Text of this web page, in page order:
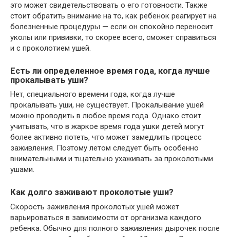
это может свидетельствовать о его готовности. Также
стоит обратить внимание на то, как ребенок реагирует на
болезненные процедуры — если он спокойно переносит
уколы или прививки, то скорее всего, сможет справиться
и с проколотием ушей.
Есть ли определенное время года, когда лучше
прокалывать уши?
Нет, специального времени года, когда лучше
прокалывать уши, не существует. Прокалывание ушей
можно проводить в любое время года. Однако стоит
учитывать, что в жаркое время года ушки детей могут
более активно потеть, что может замедлить процесс
заживления. Поэтому летом следует быть особенно
внимательными и тщательно ухаживать за проколотыми
ушами.
Как долго заживают проколотые уши?
Скорость заживления проколотых ушей может
варьироваться в зависимости от организма каждого
ребенка. Обычно для полного заживления дырочек после